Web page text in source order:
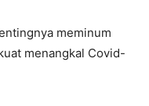
meminum
menangkal Covid-